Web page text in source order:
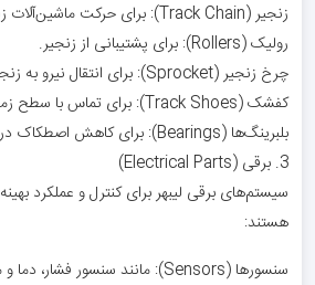
زنجیر (Track Chain): برای حرکت ماشین‌آلات زنجیری.
رولیک (Rollers): برای پشتیبانی از زنجیر.
چرخ زنجیر (Sprocket): برای انتقال نیرو به زنجیر.
کفشک (Track Shoes): برای تماس با سطح زمین.
بلبرینگ‌ها (Bearings): برای کاهش اصطکاک در قطعات متحرک.
3. برقی (Electrical Parts)
سیستم‌های برقی لیبهر برای کنترل و عملکرد
هستند:
سنسورها (Sensors): مانند سنسور فشار، دما و موقعیت.